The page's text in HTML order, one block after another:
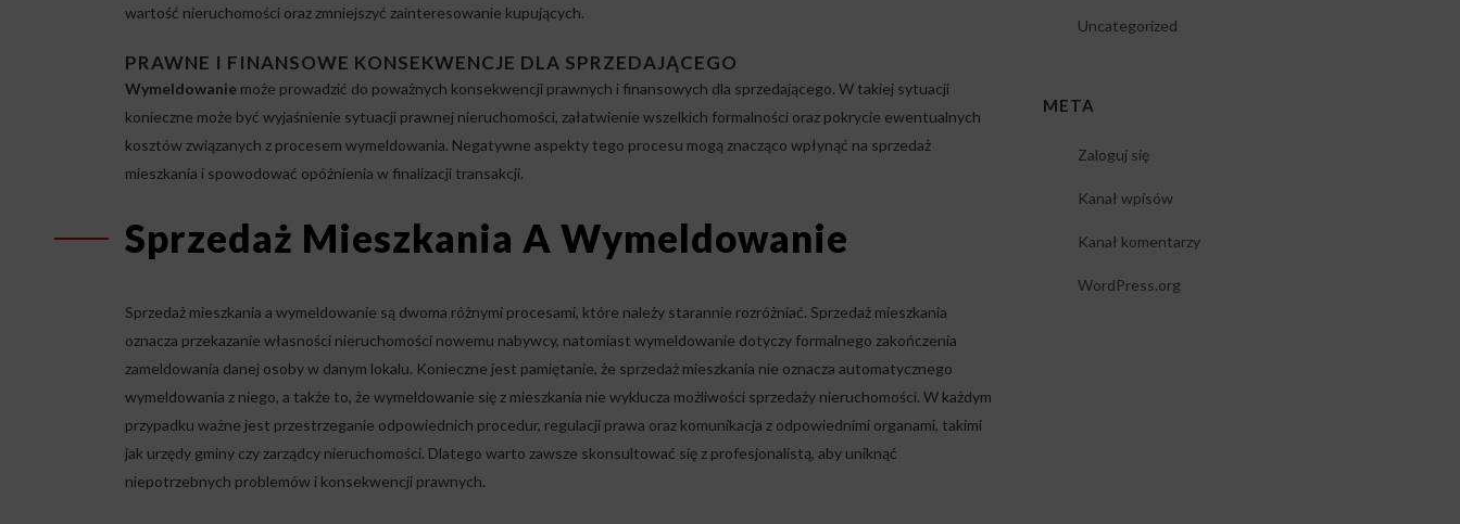
wartość nieruchomości oraz zmniejszyć zainteresowanie kupujących.
PRAWNE I FINANSOWE KONSEKWENCJE DLA SPRZEDAJĄCEGO
Wymeldowaniemoże prowadzić do poważnych konsekwencji prawnych i finansowych dla sprzedającego. W takiej sytuacji
konieczne może być wyjaśnienie sytuacji prawnej nieruchomości, załatwienie wszelkich formalności oraz pokrycie ewentualnych
kosztów związanych z procesem wymeldowania. Negatywne aspekty tego procesu mogą znacząco wpłynąć na sprzedaż
mieszkania i spowodować opóźnienia w finalizacji transakcji.
Sprzedaż Mieszkania A Wymeldowanie
Sprzedaż mieszkania a wymeldowanie są dwoma różnymi procesami, które należy starannie rozróżniać. Sprzedaż mieszkania
oznacza przekazanie własności nieruchomości nowemu nabywcy, natomiast wymeldowanie dotyczy formalnego zakończenia
zameldowania danej osoby w danym lokalu. Konieczne jest pamiętanie, że sprzedaż mieszkania nie oznacza automatycznego
wymeldowania z niego, a także to, że wymeldowanie się z mieszkania nie wyklucza możliwości sprzedaży nieruchomości. W każdym
przypadku ważne jest przestrzeganie odpowiednich procedur, regulacji prawa oraz komunikacja z odpowiednimi organami, takimi
jak urzędy gminy czy zarządcy nieruchomości. Dlatego warto zawsze skonsultować się z profesjonalistą, aby uniknąć
niepotrzebnych problemów i konsekwencji prawnych.
Uncategorized
META
Zaloguj się
Kanał wpisów
Kanał komentarzy
WordPress.org